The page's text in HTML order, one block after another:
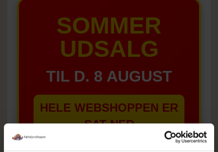
SOMMER
UDSALG
TIL D. 8 AUGUST
HELE WEBSHOPPEN ER
SAT NED